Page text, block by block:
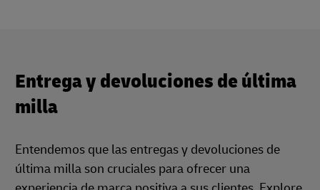
Entrega y devoluciones de última
milla
Entendemos que las entregas y devoluciones de
última milla son cruciales para ofrecer una